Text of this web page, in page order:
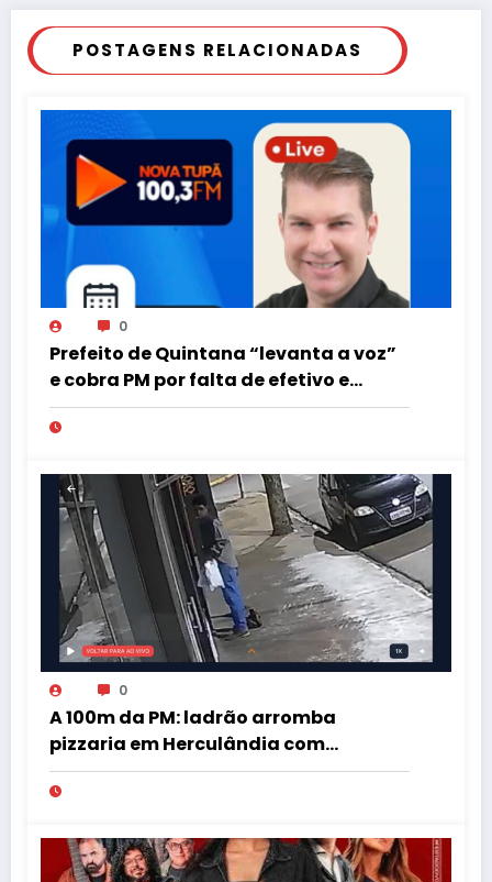
POSTAGENS RELACIONADAS
0
Prefeito de Quintana “levanta a voz”
e cobra PM por falta de efetivo e
viaturas na região
0
A 100m da PM: ladrão arromba
pizzaria em Herculândia com
patinete furtado